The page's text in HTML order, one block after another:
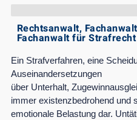
Rechtsanwalt,
Fachanwalt für Strafrecht
Ein Strafverfahren, eine
Auseinandersetzungen
über Unterhalt,
immer existenzbedrohend und
emotionale Belastung dar.